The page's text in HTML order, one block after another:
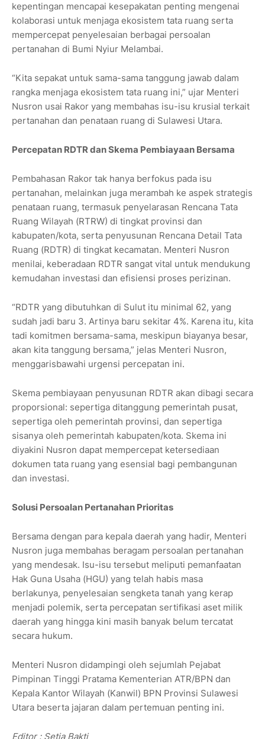
kepentingan mencapai kesepakatan penting mengenai
kolaborasi untuk menjaga ekosistem tata ruang serta
mempercepat penyelesaian berbagai persoalan
pertanahan di Bumi Nyiur Melambai.
“Kita sepakat untuk sama-sama tanggung jawab dalam
rangka menjaga ekosistem tata ruang ini,” ujar Menteri
Nusron usai Rakor yang membahas isu-isu krusial terkait
pertanahan dan penataan ruang di Sulawesi Utara.
Percepatan RDTR dan Skema Pembiayaan Bersama
Pembahasan Rakor tak hanya berfokus pada isu
pertanahan, melainkan juga merambah ke aspek strategis
penataan ruang, termasuk penyelarasan Rencana Tata
Ruang Wilayah (RTRW) di tingkat provinsi dan
kabupaten/kota, serta penyusunan Rencana Detail Tata
Ruang (RDTR) di tingkat kecamatan. Menteri Nusron
menilai, keberadaan RDTR sangat vital untuk mendukung
kemudahan investasi dan efisiensi proses perizinan.
“RDTR yang dibutuhkan di Sulut itu minimal 62, yang
sudah jadi baru 3. Artinya baru sekitar 4%. Karena itu, kita
tadi komitmen bersama-sama, meskipun biayanya besar,
akan kita tanggung bersama,” jelas Menteri Nusron,
menggarisbawahi urgensi percepatan ini.
Skema pembiayaan penyusunan RDTR akan dibagi secara
proporsional: sepertiga ditanggung pemerintah pusat,
sepertiga oleh pemerintah provinsi, dan sepertiga
sisanya oleh pemerintah kabupaten/kota. Skema ini
diyakini Nusron dapat mempercepat ketersediaan
dokumen tata ruang yang esensial bagi pembangunan
dan investasi.
Solusi Persoalan Pertanahan Prioritas
Bersama dengan para kepala daerah yang hadir, Menteri
Nusron juga membahas beragam persoalan pertanahan
yang mendesak. Isu-isu tersebut meliputi pemanfaatan
Hak Guna Usaha (HGU) yang telah habis masa
berlakunya, penyelesaian sengketa tanah yang kerap
menjadi polemik, serta percepatan sertifikasi aset milik
daerah yang hingga kini masih banyak belum tercatat
secara hukum.
Menteri Nusron didampingi oleh sejumlah Pejabat
Pimpinan Tinggi Pratama Kementerian ATR/BPN dan
Kepala Kantor Wilayah (Kanwil) BPN Provinsi Sulawesi
Utara beserta jajaran dalam pertemuan penting ini.
Editor : Setia Bakti